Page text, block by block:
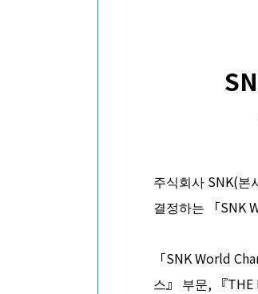
사이트 정보
주식회사 SNK(본
결정하는 「SNK
「SNK World
스』 부문, 『THE